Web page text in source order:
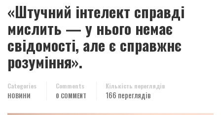
«Штучний інтелект справді
мислить — у нього немає
свідомості, але є справжнє
розуміння».
Categories
НОВИНИ
Comments
0 COMMENT
Кількість переглядів
166 переглядів